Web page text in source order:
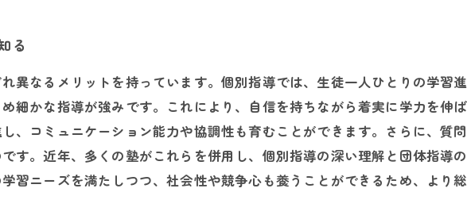
る
異なるメリットを持っています。個別指導では、生徒一人ひとりの学習
細かな指導が強みです。これにより、自信を持ちながら着実に学力を伸
、コミュニケーション能力や協調性も育むことができます。さらに、質
す。近年、多くの塾がこれらを併用し、個別指導の深い理解と団体指導
習ニーズを満たしつつ、社会性や競争心も養うことができるため、より